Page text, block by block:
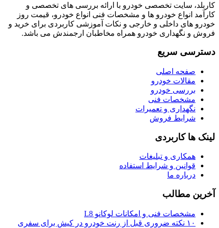
کاربلد، سایت تخصصی خودرو با ارائه بررسی های تخصصی و
کارآمد انواع خودرو ها و مشخصات فنی انواع خودرو، قیمت روز
خودرو های داخلی و خارجی و نکات آموزشی کاربردی برای خرید و
فروش و نگهداری خودرو همراه مخاطبان ارجمندش می باشد.
دسترسی سریع
صفحه اصلی
مقالات خودرو
بررسی خودرو
مشخصات فنی
نگهداری و تعمیرات
شرایط فروش
لینک ها کاربردی
همکاری و تبلیغات
قوانین و شرایط استفاده
درباره ما
آخرین مطالب
مشخصات فنی و امکانات لوکانو L8
۱۰ نکته ضروری قبل از رنت خودرو در کیش برای سفری